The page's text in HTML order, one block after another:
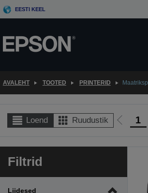
EESTI KEEL
AVALEHT TOOTED PRINTERID
Loend Ruudustik
Liigu
lehele
1
Filtrid
Liidesed